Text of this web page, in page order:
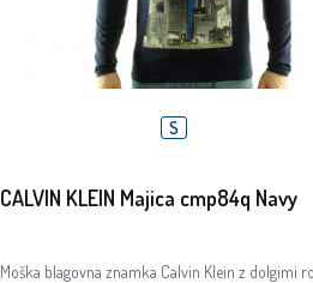
S
CALVIN KLEIN Majica cmp84q Navy
Moška blagovna znamka Calvin Klein z dolgimi